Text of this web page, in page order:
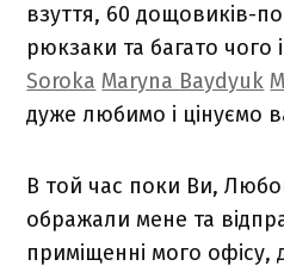
взуття, 60 дощовиків-
рюкзаки та багато чого
Soroka Maryna Baydyuk
дуже любимо і цінуємо
В той час поки Ви,
ображали мене та
приміщенні мого офісу,